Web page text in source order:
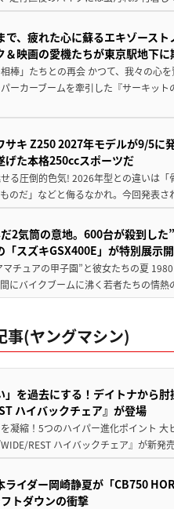
で、疲れた心に蘇るエキゾース
映画の愛機たちが東京駅地下に
棒」たちとの再会 かつて、我々の心
ーカーブームを牽引した『サーキッ
サキ Z250 2027年モデルが9/5
げた本格250ccスポーツだ
る圧倒的色気! 2026年型との違いは
のだ」などと侮るなかれ。今回発表
2気筒の意地。600台が殺到し
「スズキGSX400E」が特別展示
チュアの甲子園”と彼女たちの夏
にバイクブームに沸く若者たちの情
事(ヤングマシン)
」を過去にする！デイトナから
ハイバックチェア』が登場
凝縮！5つのハイパー進化ポイント 大
REST ハイバックチェア』が新
ライダー岡崎静夏が「CB750
トダウンの衝撃